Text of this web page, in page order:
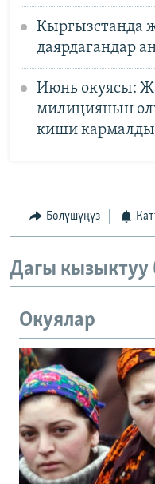
Кыргызстанда
даярдагандар
Июнь окуясы:
милициянын
киши кармалды
Бөлүшүңүз
Дагы кызыктуу
Окуялар